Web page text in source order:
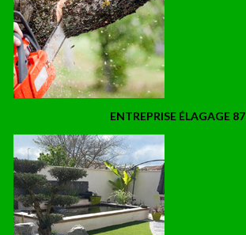
ENTREPRISE ÉLAGAGE 87